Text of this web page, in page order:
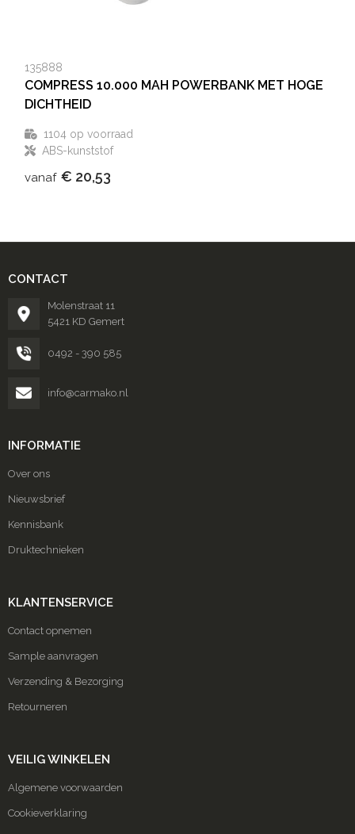
135888
COMPRESS 10.000 MAH POWERBANK MET HOGE
DICHTHEID
1104 op voorraad
ABS-kunststof
vanaf € 20,53
CONTACT
Molenstraat 11
5421 KD Gemert
0492 - 390 585
info@carmako.nl
INFORMATIE
Over ons
Nieuwsbrief
Kennisbank
Druktechnieken
KLANTENSERVICE
Contact opnemen
Sample aanvragen
Verzending & Bezorging
Retourneren
VEILIG WINKELEN
Algemene voorwaarden
Cookieverklaring